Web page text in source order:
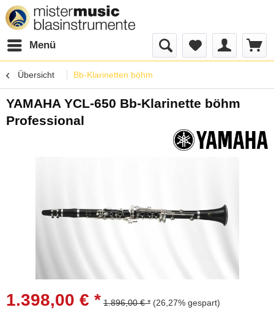
Menü
Übersicht Bb-Klarinetten böhm
YAMAHA YCL-650 Bb-Klarinette böhm
Professional
1.398,00 € * 1.896,00 € * (26,27% gespart)